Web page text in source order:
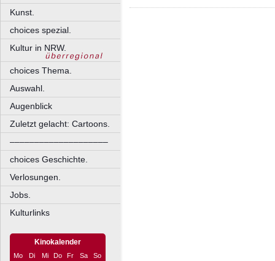
Kunst.
choices spezial.
Kultur in NRW.
choices Thema.
Auswahl.
Augenblick
Zuletzt gelacht: Cartoons.
––––––––––––––––––––
choices Geschichte.
Verlosungen.
Jobs.
Kulturlinks
Kinokalender
Mo Di Mi Do Fr Sa
So